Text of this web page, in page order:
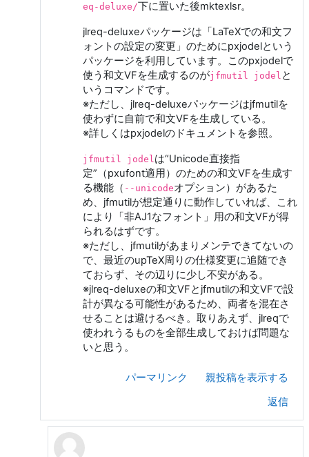
eq-deluxe/下に置いた後mktexlsr。
jlreq-deluxeパッケージは「LaTeXでの和文フ
ォントの設定の変更」のためにpxjodelという
パッケージを利用しています。このpxjodelで
使う和文VFを生成するのがjfmutil jodel と
いうコマンドです。
※ただし、jlreq-deluxeパッケージはjfmutilを
使わずに自前で和文VFを生成している。
※詳しくはpxjodelのドキュメントを参照。
jfmutil jodel は“Unicode直接指
定”（pxufont適用）のための和文VFを生成す
る機能（ --unicodeオプション）があるた
め、jfmutilが想定通りに動作していれば、これ
により「非AJ1なフォント」用の和文VFが得
られるはずです。
※ただし、jfmutilがあまりメンテできてないの
で、最近のupTeX周りの仕様変更に追随でき
ておらず、その辺りに少し不安がある。
※jlreq-deluxeの和文VFとjfmutilの和文VFで設
計が異なる可能性があるため、両者を混在さ
せることは避けるべき。取りあえず、jlreqで
使われうるものを全部生成しておけば問題な
いと思う。
パーマリンク
親投稿を表示する
返信